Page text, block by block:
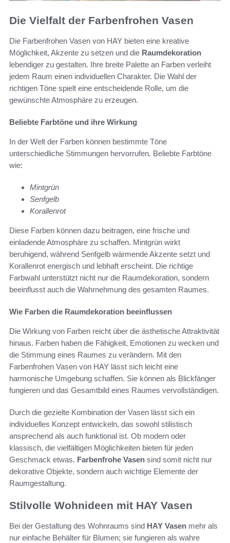
Die Vielfalt der Farbenfrohen Vasen
Die Farbenfrohen Vasen von HAY bieten eine kreative
Möglichkeit, Akzente zu setzen und die Raumdekoration
lebendiger zu gestalten. Ihre breite Palette an Farben verleiht
jedem Raum einen individuellen Charakter. Die Wahl der
richtigen Töne spielt eine entscheidende Rolle, um die
gewünschte Atmosphäre zu erzeugen.
Beliebte Farbtöne und ihre Wirkung
In der Welt der Farben können bestimmte Töne
unterschiedliche Stimmungen hervorrufen. Beliebte Farbtöne
wie:
Mintgrün
Senfgelb
Korallenrot
Diese Farben können dazu beitragen, eine frische und
einladende Atmosphäre zu schaffen. Mintgrün wirkt
beruhigend, während Senfgelb wärmende Akzente setzt und
Korallenrot energisch und lebhaft erscheint. Die richtige
Farbwahl unterstützt nicht nur die Raumdekoration, sondern
beeinflusst auch die Wahrnehmung des gesamten Raumes.
Wie Farben die Raumdekoration beeinflussen
Die Wirkung von Farben reicht über die ästhetische Attraktivität
hinaus. Farben haben die Fähigkeit, Emotionen zu wecken und
die Stimmung eines Raumes zu verändern. Mit den
Farbenfrohen Vasen von HAY lässt sich leicht eine
harmonische Umgebung schaffen. Sie können als Blickfänger
fungieren und das Gesamtbild eines Raumes vervollständigen.
Durch die gezielte Kombination der Vasen lässt sich ein
individuelles Konzept entwickeln, das sowohl stilistisch
ansprechend als auch funktional ist. Ob modern oder
klassisch, die vielfältigen Möglichkeiten bieten für jeden
Geschmack etwas. Farbenfrohe Vasen sind somit nicht nur
dekorative Objekte, sondern auch wichtige Elemente der
Raumgestaltung.
Stilvolle Wohnideen mit HAY Vasen
Bei der Gestaltung des Wohnraums sind HAY Vasen mehr als
nur einfache Behälter für Blumen; sie fungieren als wahre